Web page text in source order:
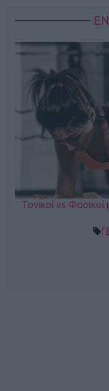
Τονικοί vs Φασικοί